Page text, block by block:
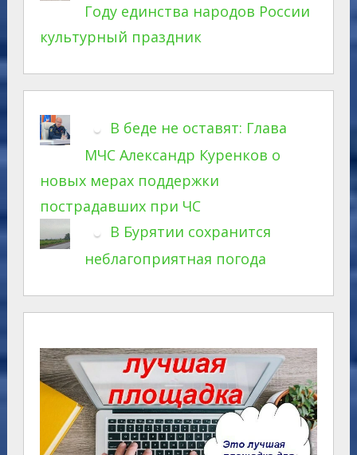
Году единства народов России
культурный праздник
В беде не оставят: Глава
МЧС Александр Куренков о
новых мерах поддержки
пострадавших при ЧС
В Бурятии сохранится
неблагоприятная погода